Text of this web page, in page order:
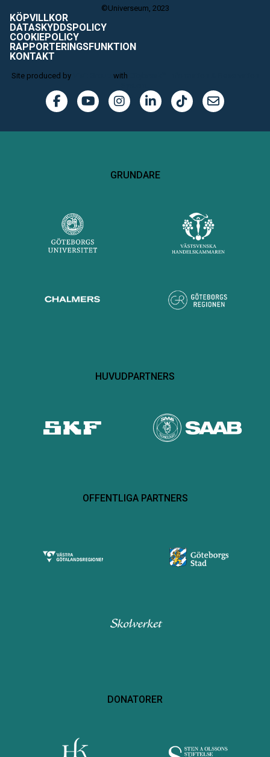
©Universeum, 2023
KÖPVILLKOR
DATASKYDDSPOLICY
COOKIEPOLICY
RAPPORTERINGSFUNKTION
KONTAKT
Site produced by with
GRUNDARE
HUVUDPARTNERS
OFFENTLIGA PARTNERS
DONATORER